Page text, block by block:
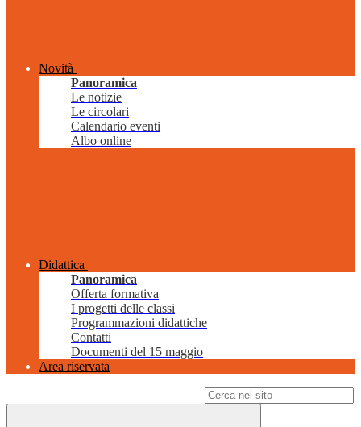
Novità
Panoramica
Le notizie
Le circolari
Calendario eventi
Albo online
Didattica
Panoramica
Offerta formativa
I progetti delle classi
Programmazioni didattiche
Contatti
Documenti del 15 maggio
Area riservata